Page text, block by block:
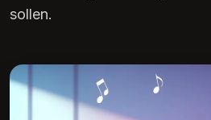
sollen.